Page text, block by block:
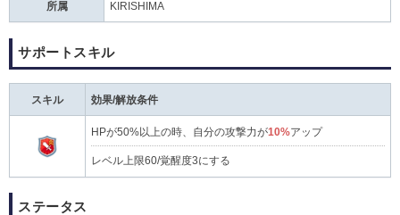
所属 KIRISHIMA
サポートスキル
スキル 効果/解放条件
HPが50%以上の時、自分の攻撃力が10%アップ
レベル上限60/覚醒度3にする
ステータス